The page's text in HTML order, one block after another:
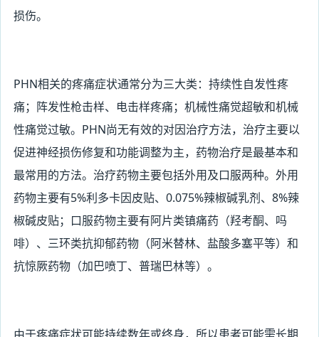
损伤。
PHN相关的疼痛症状通常分为三大类：持续性自发性疼
痛；阵发性枪击样、电击样疼痛；机械性痛觉超敏和机械
性痛觉过敏。PHN尚无有效的对因治疗方法，治疗主要以
促进神经损伤修复和功能调整为主，药物治疗是最基本和
最常用的方法。治疗药物主要包括外用及口服两种。外用
药物主要有5%利多卡因皮贴、0.075%辣椒碱乳剂、8%辣
椒碱皮贴；口服药物主要有阿片类镇痛药（羟考酮、吗
啡）、三环类抗抑郁药物（阿米替林、盐酸多塞平等）和
抗惊厥药物（加巴喷丁、普瑞巴林等）。